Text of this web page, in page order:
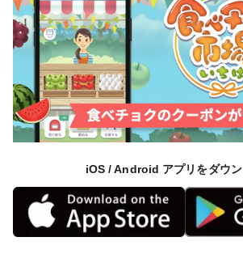
iOS / Android アプリをダウ